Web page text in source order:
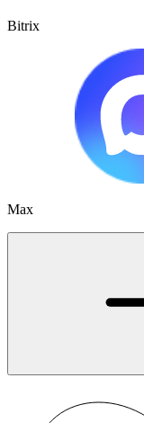
Bitrix
Max